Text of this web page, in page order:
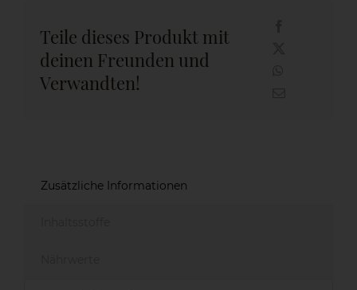
Teile dieses Produkt mit
deinen Freunden und
Verwandten!
Zusätzliche Informationen